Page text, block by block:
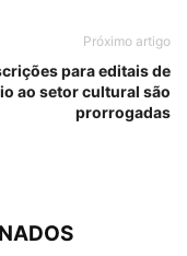
Próximo artigo
para editais de
ao setor cultural são
prorrogadas